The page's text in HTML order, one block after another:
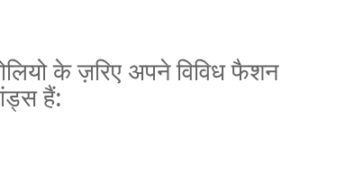
के ज़रिए अपने विविध फैशन
हैं: